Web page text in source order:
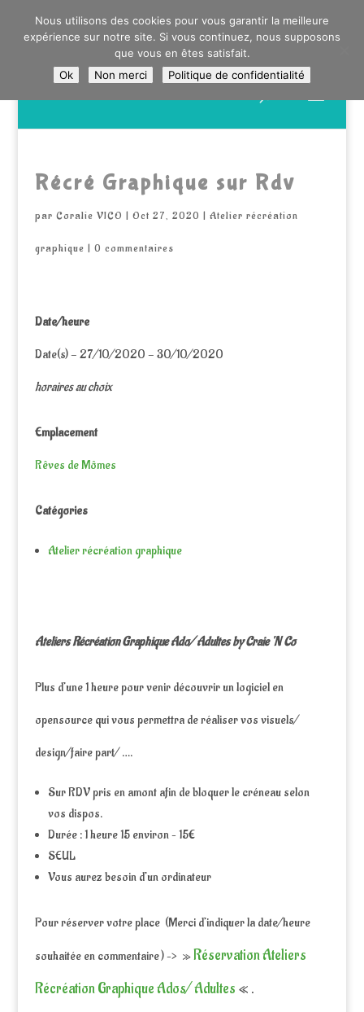
0603176412 - RDV CHEZ SO WATT À SAINT ANDRÉ OU
DANS LA MÉTROPOLE LILLOISE
CRAIENCO@GMAIL.COM
produits
Récré Graphique sur Rdv
par Coralie VICO | Oct 27, 2020 | Atelier récréation
graphique | 0 commentaires
Date/heure
Date(s) - 27/10/2020 - 30/10/2020
horaires au choix
Emplacement
Rêves de Mômes
Catégories
Atelier récréation graphique
Ateliers Récréation Graphique Ado/ Adultes by Craie ‘N Co
Plus d’une 1 heure pour venir découvrir un logiciel en
opensource qui vous permettra de réaliser vos visuels/
design/faire part/ ….
Sur RDV pris en amont afin de bloquer le créneau selon
vos dispos.
Durée : 1 heure 15 environ – 15€
SEUL
Vous aurez besoin d’un ordinateur
Pour réserver votre place (Merci d’indiquer la date/heure
souhaitée en commentaire ) –> »Réservation Ateliers
Récréation Graphique Ados/ Adultes « .
Nous utilisons des cookies pour vous garantir la meilleure
expérience sur notre site. Si vous continuez, nous supposons
que vous en êtes satisfait.
Ok
Non merci Politique de confidentialité